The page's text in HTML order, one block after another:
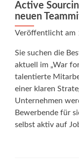
Active
neuen
Veröffentlicht am
Sie suchen die
aktuell im „War
talentierte
einer klaren
Unternehmen
Bewerbende für
selbst aktiv auf